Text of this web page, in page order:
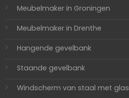
Meubelmaker in Groningen
Meubelmaker in Drenthe
Hangende gevelbank
Staande gevelbank
Windscherm van staal met glas